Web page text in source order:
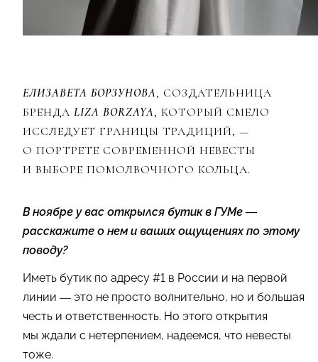
ЕЛИЗАВЕТА БОРЗУНОВА, СОЗДАТЕЛЬНИЦА
БРЕНДА LIZA BORZAYA, КОТОРЫЙ СМЕЛО
ИССЛЕДУЕТ ГРАНИЦЫ ТРАДИЦИЙ, —
О ПОРТРЕТЕ СОВРЕМЕННОЙ НЕВЕСТЫ
И ВЫБОРЕ ПОМОЛВОЧНОГО КОЛЬЦА.
В ноябре у вас открылся бутик в ГУМе —
расскажите о нем и ваших ощущениях по этому
поводу?
Иметь бутик по адресу #1 в России и на первой
линии — это не просто волнительно, но и большая
честь и ответственность. Но этого открытия
мы ждали с нетерпением, надеемся, что невесты
тоже.